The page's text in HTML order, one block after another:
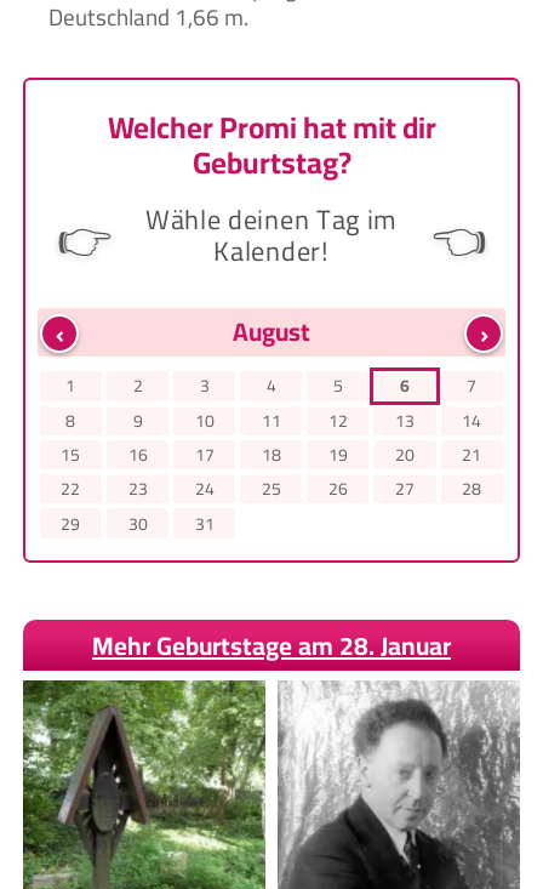
Deutschland 1,66 m.
Welcher Promi hat mit dir
Geburtstag?
👉 Wähle deinen Tag im
Kalender! 👈
‹ ›
August
1 2 3 4 5 6
7
8
9 10 11 12 13
14
15
16 17 18 19 20
21
22
23 24 25 26 27
28
29
30 31
Mehr Geburtstage am 28. Januar